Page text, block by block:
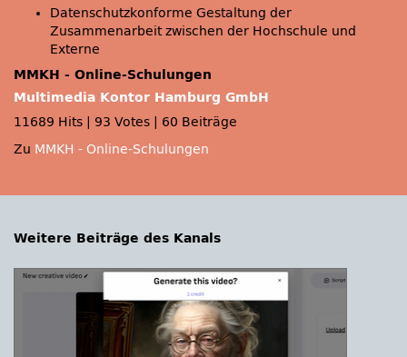
Datenschutzkonforme Gestaltung der
Zusammenarbeit zwischen der Hochschule und
Externe
MMKH - Online-Schulungen
Multimedia Kontor Hamburg GmbH
11689 Hits
93 Votes
60 Beiträge
Zu MMKH - Online-Schulungen
Weitere Beiträge des Kanals